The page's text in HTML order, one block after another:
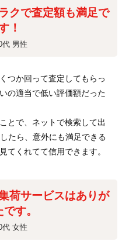
クで査定額も満足で
！
代 男性
つか回って査定してもらっ
の適当で低い評価額だった
とで、ネットで検索して出
たら、意外にも満足できる
てくれてて信用できます。
荷サービスはありが
す。
代 女性